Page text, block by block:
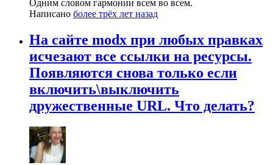
Одним словом гармонии всем во всем.
Написано более трёх лет назад
На сайте modx при любых правках
исчезают все ссылки на ресурсы.
Появляются снова только если
включить\выключить
дружественные URL. Что делать?